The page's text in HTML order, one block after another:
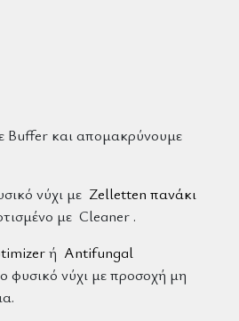
Buffer και απομακρύνουμε
νύχι με Zelletten πανάκι
με Cleaner .
ή Antifungal
φυσικό νύχι με προσοχή μη